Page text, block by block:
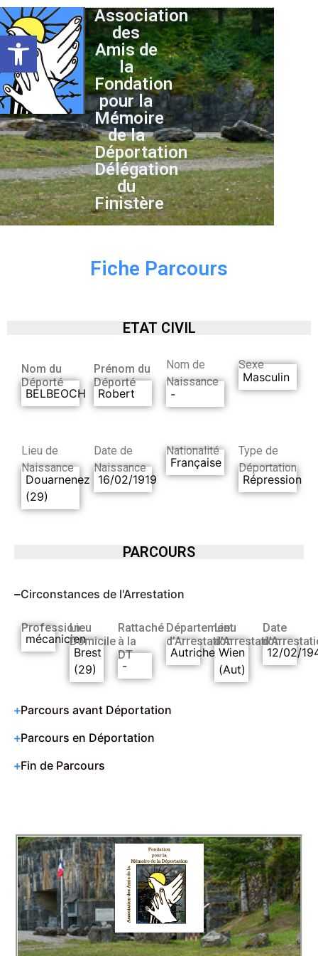
Ouvrir la barre d’outils
Association
des
Amis de
la
Fondation
pour la
Mémoire
de la
Déportation
Délégation
du
Finistère
Fiche Parcours
ETAT CIVIL
Nom du
Déporté
BELBEOCH
Prénom du
Déporté
Robert
Nom de
Naissance
-
Sexe
Masculin
Lieu de
Naissance
Douarnenez
(29)
Date de
Naissance
16/02/1919
Nationalité
Française
Type de
Déportation
Répression
PARCOURS
Circonstances de l'Arrestation
Profession
mécanicien
Lieu
Domicile
Brest
(29)
Rattaché
à la
DT
-
Département
d’Arrestation
Autriche
Lieu
d’Arrestation
Wien
(Aut)
Date
12/02/
Parcours avant Déportation
Parcours en Déportation
Fin de Parcours